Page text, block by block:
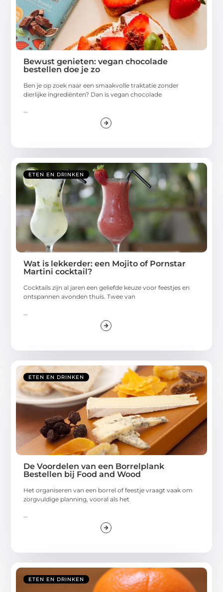
Bewust genieten: vegan chocolade
bestellen doe je zo
Ben je op zoek naar een smaakvolle traktatie zonder
dierlijke ingrediënten? Dan is vegan chocolade
...
ETEN EN DRINKEN
Wat is lekkerder: een Mojito of Pornstar
Martini cocktail?
Cocktails zijn al jaren een geliefde keuze voor feestjes en
ontspannen avonden thuis. Twee van
ETEN EN DRINKEN
De Voordelen van een Borrelplank
Bestellen bij Food and Wood
Het organiseren van een borrel of feestje vraagt vaak om
zorgvuldige planning, vooral als het
...
ETEN EN DRINKEN